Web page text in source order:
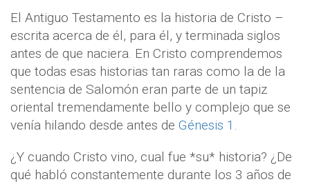
El Antiguo Testamento es la historia de Cristo –
escrita acerca de él, para él, y terminada siglos
antes de que naciera. En Cristo comprendemos
que todas esas historias tan raras como la de la
sentencia de Salomón eran parte de un tapiz
oriental tremendamente bello y complejo que se
venía hilando desde antes de Génesis 1 .
¿Y cuando Cristo vino, cual fue *su* historia? ¿De
qué habló constantemente durante los 3 años de